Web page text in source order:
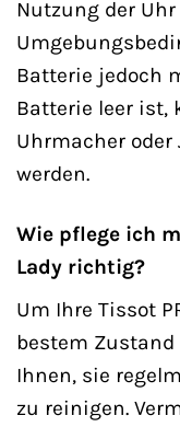
Nutzung der
Batterie jedoch
Batterie leer ist,
Uhrmacher
werden.
Wie pflege ich
Lady richtig?
Um Ihre Tissot
bestem
Ihnen, sie
zu reinigen.